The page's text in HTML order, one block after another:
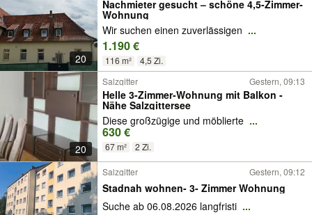
20
Nachmieter gesucht – schöne 4,5-Zimmer-
Wohnung
Wir suchen einen zuverlässigen ...
1.190 €
116 m² 4,5 Zi.
20
Salzgitter Gestern, 09:13
Helle 3-Zimmer-Wohnung mit Balkon -
Nähe Salzgittersee
Diese großzügige und möblierte ...
630 €
67 m² 2 Zi.
Salzgitter Gestern, 09:12
Stadnah wohnen- 3- Zimmer Wohnung
Suche ab 06.08.2026 langfristi ...